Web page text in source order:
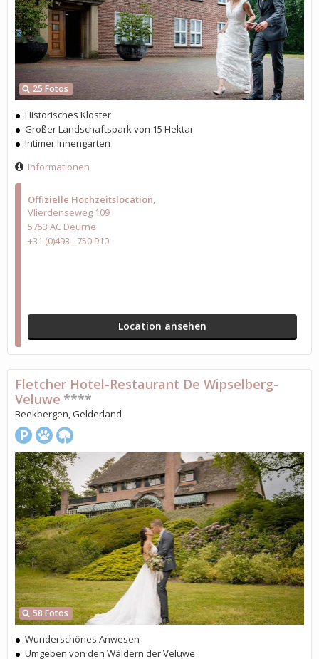
Offizielle Hochzeitslocation
Vlierdenseweg 109
5753 AC Deurne
+31 (0)493 - 750 910
Location ansehen
25 Fotos
Historisches Kloster
Großer Landschaftspark von 15 Hektar
Intimer Innengarten
Informationen
58 Fotos
Fletcher Hotel-Restaurant De Wipselberg-
Veluwe ****
Beekbergen, Gelderland
Wunderschönes Anwesen
Umgeben von den Wäldern der Veluwe